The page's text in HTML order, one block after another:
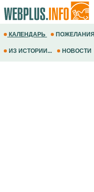
КАЛЕНДАРЬ ПОЖЕЛАНИЯ
ИЗ ИСТОРИИ... НОВОСТИ